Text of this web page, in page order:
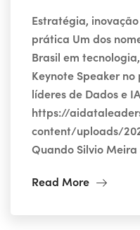
Estratégia,
prática Um dos
Brasil em
Keynote Speaker
líderes de Dados e
https://
content/uploads/
Quando Silvio
Read More